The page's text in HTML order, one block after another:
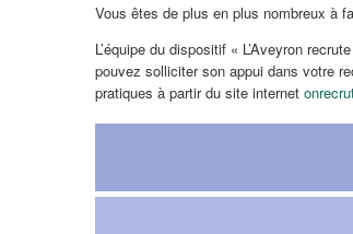
Vous êtes de plus en plus nombreux à
L’équipe du dispositif « L’Aveyron
pouvez solliciter son appui dans votre
pratiques à partir du site internet